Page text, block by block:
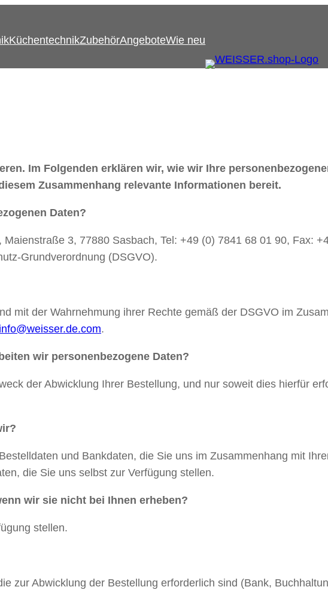
KüchentechnikZubehörAngeboteWie neu
Im Folgenden erklären wir, wie wir Ihre
Zusammenhang relevante Informationen bereit.
Daten?
3, 77880 Sasbach, Tel: +49 (0) 7841 68 01 90, Fax:
Grundverordnung (DSGVO).
mit der Wahrnehmung ihrer Rechte gemäß der DSGVO im
info@weisser.de.com.
wir personenbezogene Daten?
der Abwicklung Ihrer Bestellung, und nur soweit dies hierfür
und Bankdaten, die Sie uns im Zusammenhang mit
die Sie uns selbst zur Verfügung stellen.
wir sie nicht bei Ihnen erheben?
stellen.
zur Abwicklung der Bestellung erforderlich sind (Bank,